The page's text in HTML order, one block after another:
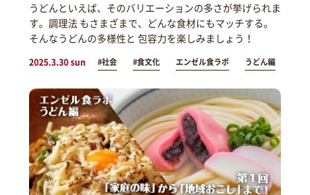
うどんといえば、そのバリエーションの多さが挙げられま
す。調理法 もさまざまで、どんな食材にもマッチする。
そんなうどんの多様性と 包容力を楽しみましょう！
2025.3.30 sun #社会 #食文化 エンゼル食ラボ うどん編